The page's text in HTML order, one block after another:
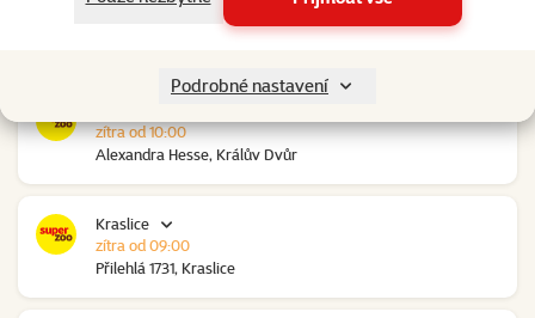
Podrobné nastavení
Alexandra Hesse, Králův Dvůr
zítra od 10:00
Kraslice
Přilehlá 1731, Kraslice
zítra od 09:00